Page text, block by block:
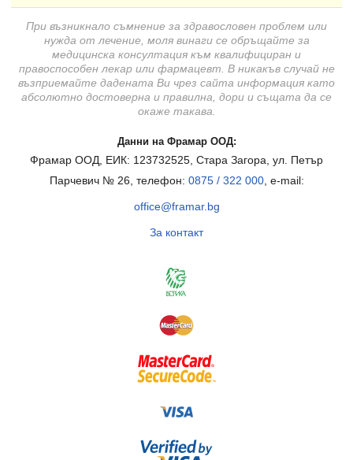
При възникнало съмнение за здравословен проблем или
нужда от лечение, моля винаги се обръщайте за
медицинска консултация към квалифициран и
правоспособен лекар или фармацевт. В никакъв случай не
възприемайте дадената Ви чрез сайта информация като
абсолютно достоверна и правилна, дори и същата да се
окаже такава.
Данни на Фрамар ООД:
Фрамар ООД, ЕИК: 123732525, Стара Загора, ул. Петър
Парчевич № 26, телефон: 0875 / 322 000, e-mail:
office@framar.bg
За контакт